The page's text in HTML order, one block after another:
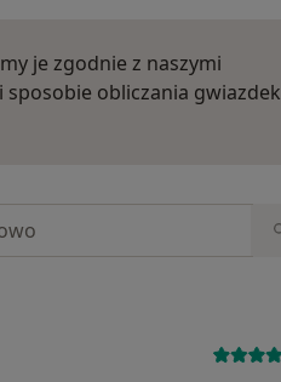
je zgodnie z naszymi
obliczania gwiazdek